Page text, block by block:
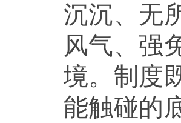
沉沉、无
风气、强
境。制度
能触碰的